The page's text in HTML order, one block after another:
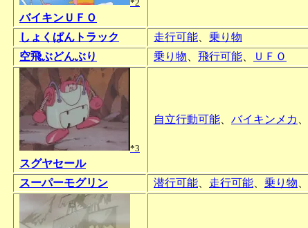
*2
バイキンＵＦＯ
しょくぱんトラック 走行可能 乗り物
空飛ぶどんぶり
乗り物 飛行可能 ＵＦＯ
*3
スグヤセール
自立行動可能 バイキンメカ
スーパーモグリン 潜行可能 走行可能 乗り物